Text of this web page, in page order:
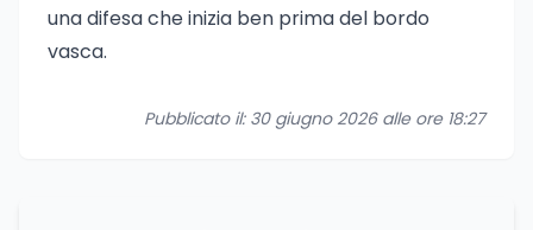
una difesa che inizia ben prima del bordo
vasca.
Pubblicato il: 30 giugno 2026 alle ore 18:27